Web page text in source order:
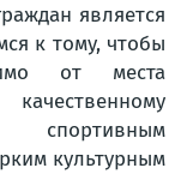
является
к тому, чтобы
от места
спортивным
культурным